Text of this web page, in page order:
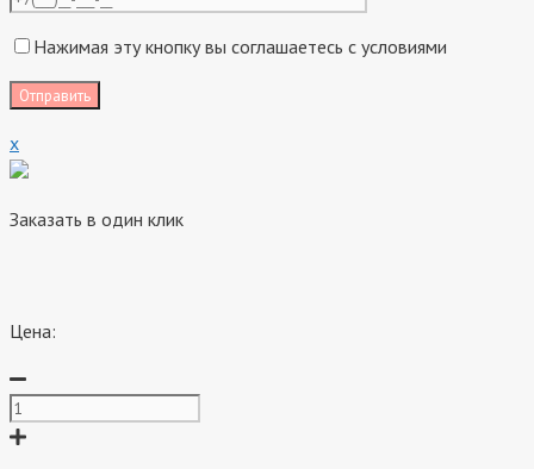
Нажимая эту кнопку вы соглашаетесь с условиями
x
Заказать в один клик
Цена: